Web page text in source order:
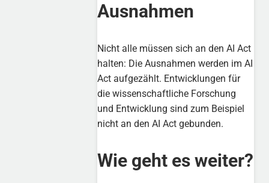
Ausnahmen
Nicht alle müssen sich an den AI Act
halten: Die Ausnahmen werden im AI
Act aufgezählt. Entwicklungen für
die wissenschaftliche Forschung
und Entwicklung sind zum Beispiel
nicht an den AI Act gebunden.
Wie geht es weiter?